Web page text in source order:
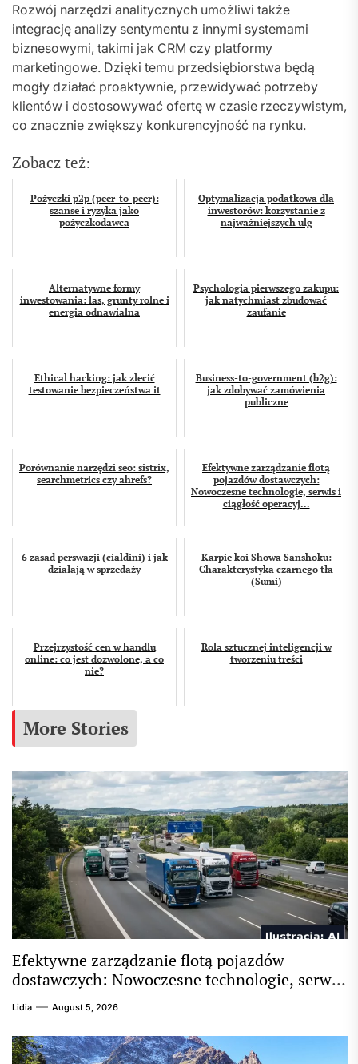
Rozwój narzędzi analitycznych umożliwi także
integrację analizy sentymentu z innymi systemami
biznesowymi, takimi jak CRM czy platformy
marketingowe. Dzięki temu przedsiębiorstwa będą
mogły działać proaktywnie, przewidywać potrzeby
klientów i dostosowywać ofertę w czasie rzeczywistym,
co znacznie zwiększy konkurencyjność na rynku.
Zobacz też:
Pożyczki p2p (peer-to-peer):
szanse i ryzyka jako
pożyczkodawca
Optymalizacja podatkowa dla
inwestorów: korzystanie z
najważniejszych ulg
Alternatywne formy
inwestowania: las, grunty rolne i
energia odnawialna
Psychologia pierwszego zakupu:
jak natychmiast zbudować
zaufanie
Ethical hacking: jak zlecić
testowanie bezpieczeństwa it
Business-to-government (b2g):
jak zdobywać zamówienia
publiczne
Porównanie narzędzi seo: sistrix,
searchmetrics czy ahrefs?
Efektywne zarządzanie flotą
pojazdów dostawczych:
Nowoczesne technologie, serwis i
ciągłość operacyj...
6 zasad perswazji (cialdini) i jak
działają w sprzedaży
Karpie koi Showa Sanshoku:
Charakterystyka czarnego tła
(Sumi)
Przejrzystość cen w handlu
online: co jest dozwolone, a co
nie?
Rola sztucznej inteligencji w
tworzeniu treści
More Stories
Efektywne zarządzanie flotą pojazdów
dostawczych: Nowoczesne technologie, serwis
i ciągłość operacyjna
Lidia August 5, 2026